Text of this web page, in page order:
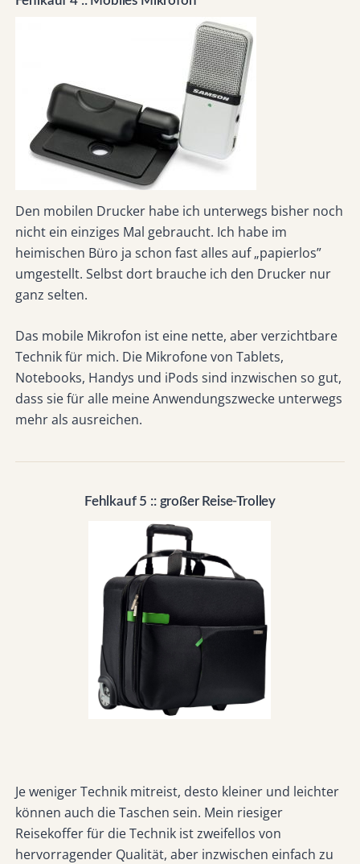
Den mobilen Drucker habe ich unterwegs bisher noch
nicht ein einziges Mal gebraucht. Ich habe im
heimischen Büro ja schon fast alles auf „papierlos”
umgestellt. Selbst dort brauche ich den Drucker nur
ganz selten.
Das mobile Mikrofon ist eine nette, aber verzichtbare
Technik für mich. Die Mikrofone von Tablets,
Notebooks, Handys und iPods sind inzwischen so gut,
dass sie für alle meine Anwendungszwecke unterwegs
mehr als ausreichen.
Fehlkauf 5 :: großer Reise-Trolley
Je weniger Technik mitreist, desto kleiner und leichter
können auch die Taschen sein. Mein riesiger
Reisekoffer für die Technik ist zweifellos von
hervorragender Qualität, aber inzwischen einfach zu